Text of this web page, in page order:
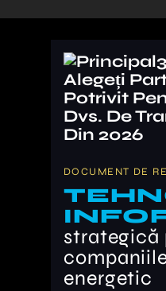
DOCUMENT DE
strategică
energetic